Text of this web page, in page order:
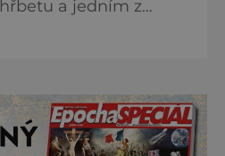
a jedním z
v centru hlavních
syrový horský
atmosféru
kde se střídá hustý les